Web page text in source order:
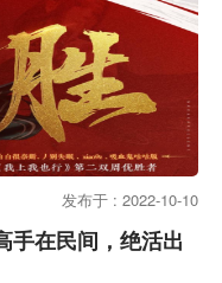
发布于 : 2022-10-10
手在民间，绝活出